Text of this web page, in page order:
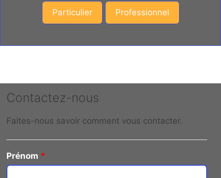
Particulier Professionnel
Contactez-nous
Faites-nous savoir comment vous contacter.
Prénom *